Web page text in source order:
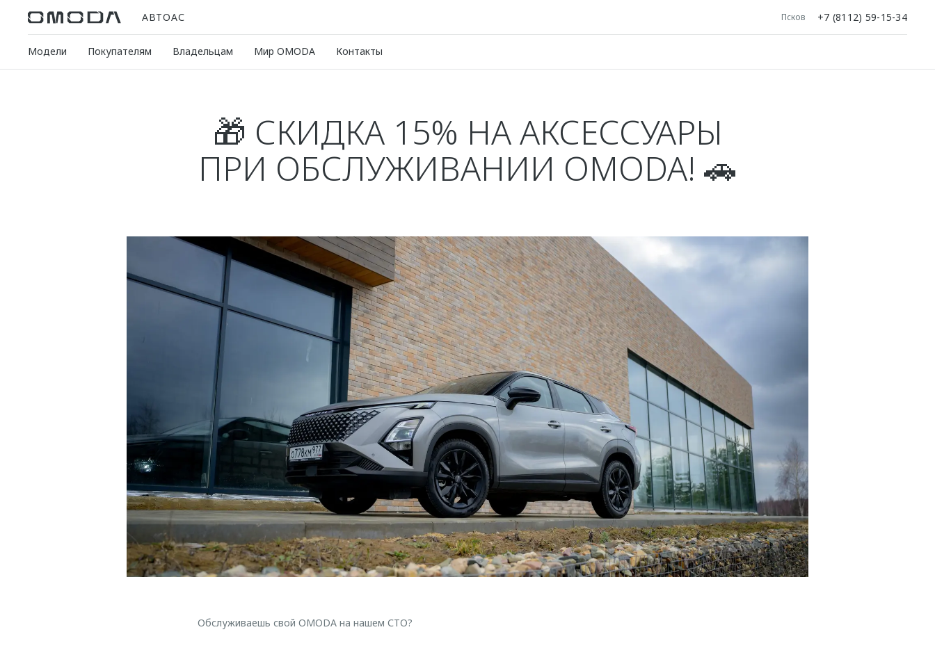
АВТОАС Псков +7 (8112) 59-15-34
Модели Покупателям Владельцам Мир OMODA Контакты
🎁 СКИДКА 15% НА АКСЕССУАРЫ
ПРИ ОБСЛУЖИВАНИИ OMODA! 🚗
Обслуживаешь свой OMODA на нашем СТО?